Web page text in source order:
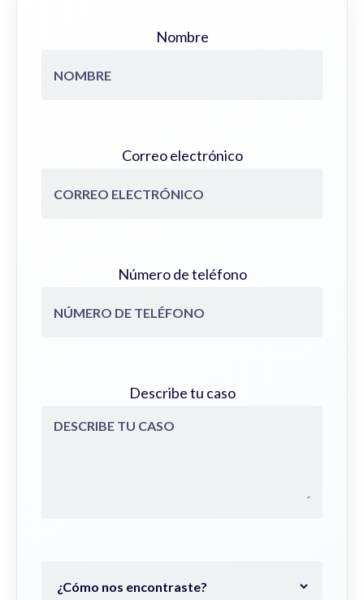
Nombre
Correo electrónico
Número de teléfono
Describe tu caso